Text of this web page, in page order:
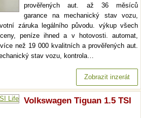
prověřených aut. až 36 měsíců
garance na mechanický stav vozu,
záruka legálního původu. výkup všech
peníze ihned a v hotovosti. automat,
než 19 000 kvalitních a prověřených aut.
stav vozu, kontrola…
Zobrazit inzerát
Volkswagen Tiguan 1.5 TSI